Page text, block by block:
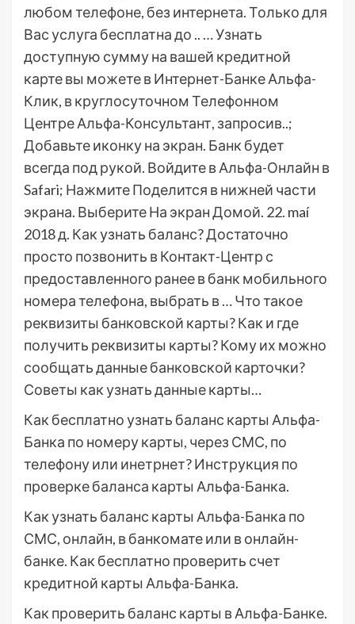
любом телефоне, без интернета. Только для
Вас услуга бесплатна до .. … Узнать
доступную сумму на вашей кредитной
карте вы можете в Интернет-Банке Альфа-
Клик, в круглосуточном Телефонном
Центре Альфа-Консультант, запросив..;
Добавьте иконку на экран. Банк будет
всегда под рукой. Войдите в Альфа-Онлайн в
Safari; Нажмите Поделится в нижней части
экрана. Выберите На экран Домой. 22. maí
2018 д. Как узнать баланс? Достаточно
просто позвонить в Контакт-Центр с
предоставленного ранее в банк мобильного
номера телефона, выбрать в … Что такое
реквизиты банковской карты? Как и где
получить реквизиты карты? Кому их можно
сообщать данные банковской карточки?
Советы как узнать данные карты…
Как бесплатно узнать баланс карты Альфа-
Банка по номеру карты, через СМС, по
телефону или инетрнет? Инструкция по
проверке баланса карты Альфа-Банка.
Как узнать баланс карты Альфа-Банка по
СМС, онлайн, в банкомате или в онлайн-
банке. Как бесплатно проверить счет
кредитной карты Альфа-Банка.
Как проверить баланс карты в Альфа-Банке.